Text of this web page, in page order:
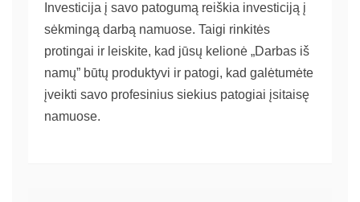
Investicija į savo patogumą reiškia investiciją į
sėkmingą darbą namuose. Taigi rinkitės
protingai ir leiskite, kad jūsų kelionė „Darbas iš
namų” būtų produktyvi ir patogi, kad galėtumėte
įveikti savo profesinius siekius patogiai įsitaisę
namuose.